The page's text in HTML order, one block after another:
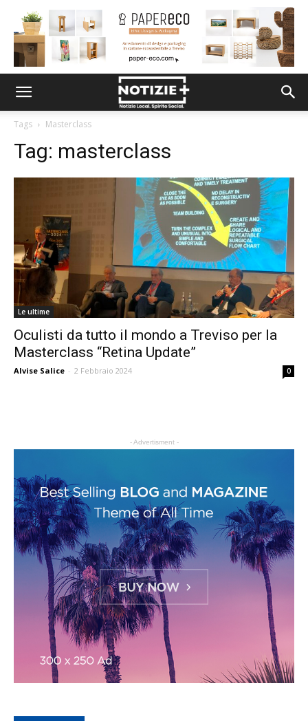
Tags Masterclass
Tag: masterclass
Le ultime
Oculisti da tutto il mondo a Treviso per la
Masterclass “Retina Update”
Alvise Salice - 2 Febbraio 2024 0
- Advertisment -